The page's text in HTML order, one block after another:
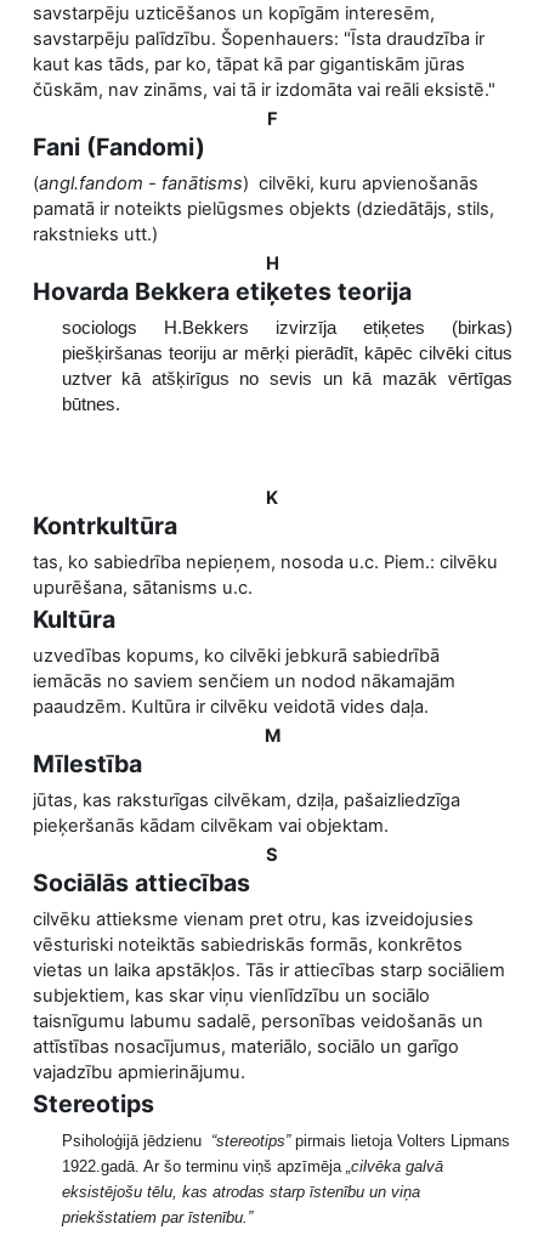
savstarpēju uzticēšanos un kopīgām interesēm,
savstarpēju palīdzību. Šopenhauers: "Īsta draudzība ir
kaut kas tāds, par ko, tāpat kā par gigantiskām jūras
čūskām, nav zināms, vai tā ir izdomāta vai reāli eksistē."
F
Fani (Fandomi)
(angl.fandom - fanātisms) cilvēki, kuru apvienošanās
pamatā ir noteikts pielūgsmes objekts (dziedātājs, stils,
rakstnieks utt.)
H
Hovarda Bekkera etiķetes teorija
sociologs H.Bekkers izvirzīja etiķetes (birkas)
piešķiršanas teoriju ar mērķi pierādīt, kāpēc cilvēki citus
uztver kā atšķirīgus no sevis un kā mazāk vērtīgas
būtnes.
K
Kontrkultūra
tas, ko sabiedrība nepieņem, nosoda u.c. Piem.: cilvēku
upurēšana, sātanisms u.c.
Kultūra
uzvedības kopums, ko cilvēki jebkurā sabiedrībā
iemācās no saviem senčiem un nodod nākamajām
paaudzēm. Kultūra ir cilvēku veidotā vides daļa.
M
Mīlestība
jūtas, kas raksturīgas cilvēkam, dziļa, pašaizliedzīga
pieķeršanās kādam cilvēkam vai objektam.
S
Sociālās attiecības
cilvēku attieksme vienam pret otru, kas izveidojusies
vēsturiski noteiktās sabiedriskās formās, konkrētos
vietas un laika apstākļos. Tās ir attiecības starp sociāliem
subjektiem, kas skar viņu vienlīdzību un sociālo
taisnīgumu labumu sadalē, personības veidošanās un
attīstības nosacījumus, materiālo, sociālo un garīgo
vajadzību apmierinājumu.
Stereotips
Psiholoģijā jēdzienu “stereotips”pirmais lietoja Volters Lipmans
1922.gadā. Ar šo terminu viņš apzīmēja „cilvēka galvā
eksistējošu tēlu, kas atrodas starp īstenību un viņa
priekšstatiem par īstenību.”